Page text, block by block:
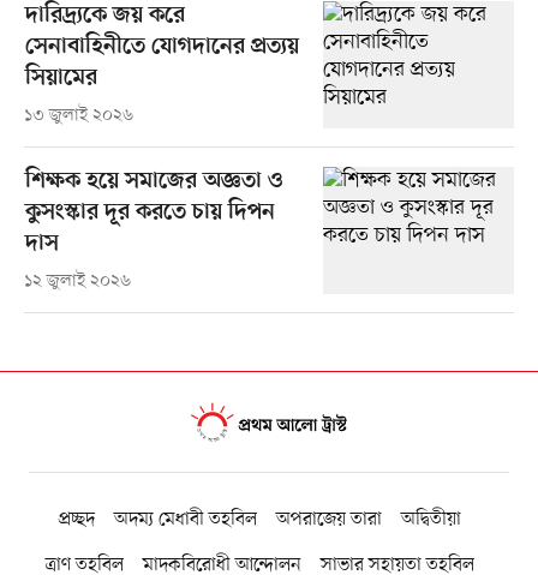
দারিদ্র্যকে জয় করে
সেনাবাহিনীতে যোগদানের প্রত্যয়
সিয়ামের
১৩ জুলাই ২০২৬
শিক্ষক হয়ে সমাজের অজ্ঞতা ও
কুসংস্কার দূর করতে চায় দিপন
দাস
১২ জুলাই ২০২৬
প্রচ্ছদ অদম্য মেধাবী তহবিল অপরাজেয় তারা
অদ্বিতীয়া
ত্রাণ তহবিল
মাদকবিরোধী আন্দোলন সাভার সহায়তা তহবিল